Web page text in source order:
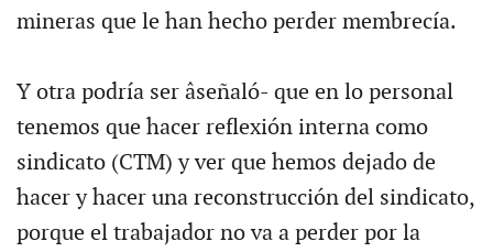
mineras que le han hecho perder membrecía.
Y otra podría ser âseñaló- que en lo personal
tenemos que hacer reflexión interna como
sindicato (CTM) y ver que hemos dejado de
hacer y hacer una reconstrucción del sindicato,
porque el trabajador no va a perder por la